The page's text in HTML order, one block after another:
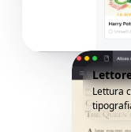
Lettura